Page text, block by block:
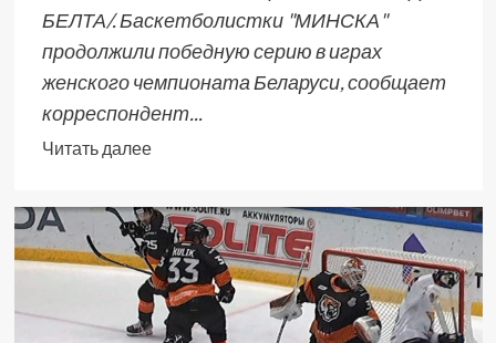
БЕЛТА/. Баскетболистки "МИНСКА"
продолжили победную серию в играх
женского чемпионата Беларуси, сообщает
корреспондент...
Читать далее